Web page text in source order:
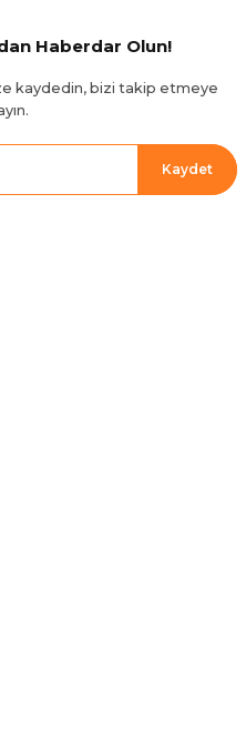
Haberdar Olun!
kaydedin, bizi takip etmeye
Kaydet